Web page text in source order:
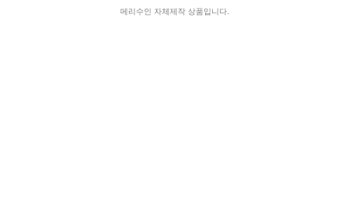
메리수인 자체제작 상품입니다.